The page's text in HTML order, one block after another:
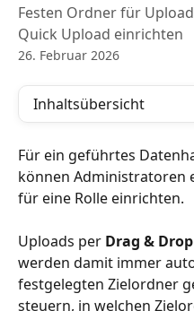
Festen Ordner für
Quick Upload einrichten
26. Februar 2026
Inhaltsübersicht
Für ein geführtes
können Administratoren
für eine Rolle einrichten.
Uploads per Drag &
werden damit immer
festgelegten Zielordner
steuern, in welchen